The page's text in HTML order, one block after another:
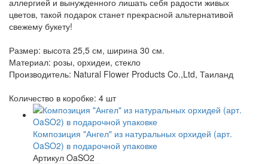
цветов, такой подарок станет прекрасной альтернативой
свежему букету!
Размер: высота 25,5 см, ширина 30 см.
Материал: розы, орхидеи, стекло
Производитель: Natural Flower Products Co.,Ltd, Таиланд
Количество в коробке: 4 шт
Композиция "Ангел" из натуральных орхидей (арт.
OaSO2) в подарочной упаковке
Артикул OaSO2